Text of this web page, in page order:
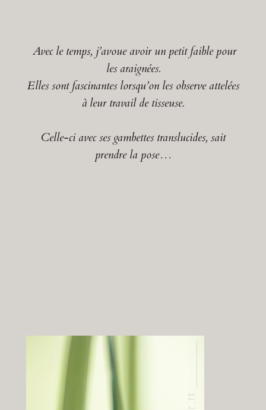
Avec le temps, j’avoue avoir un petit faible pour
les araignées.
Elles sont fascinantes lorsqu’on les observe attelées
à leur travail de tisseuse.
Celle-ci avec ses gambettes translucides, sait
prendre la pose…